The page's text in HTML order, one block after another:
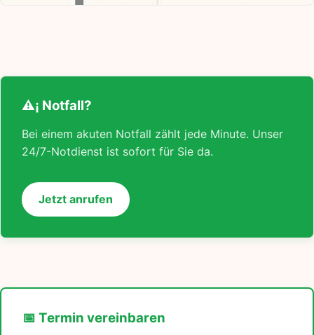
⚠¡ Notfall?
Bei einem akuten Notfall zählt jede Minute. Unser
24/7-Notdienst ist sofort für Sie da.
Jetzt anrufen
📅 Termin vereinbaren